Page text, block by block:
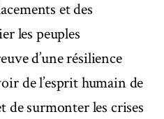
et des
les peuples
d’une résilience
de l’esprit humain de
de surmonter les crises